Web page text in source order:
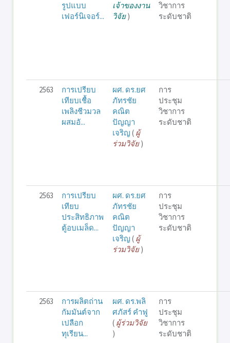
รูปแบบ
เฟอร์นิเจอร์...
เจ้าของงาน
วิจัย)
วิชาการ
ระดับชาติ
2563
การเปรียบ
เทียบเชื้อ
เพลิงชีวมวล
ผสมอั...
ผศ. ดร.ยศ
ภัทรชัย
คณิต
ปัญญา
เจริญ ( ผู้
ร่วมวิจัย)
การ
ประชุม
วิชาการ
ระดับชาติ
2563
การเปรียบ
เทียบ
ประสิทธิภาพ
ตู้อบเมล็ด...
ผศ. ดร.ยศ
ภัทรชัย
คณิต
ปัญญา
เจริญ ( ผู้
ร่วมวิจัย)
การ
ประชุม
วิชาการ
ระดับชาติ
2563
การผลิตถ่าน
กัมมันต์จาก
เปลือก
ทุเรียน...
ผศ. ดร.พลิ
ศภัสร์ คำฟู
( ผู้ร่วมวิจัย
)
การ
ประชุม
วิชาการ
ระดับชาติ